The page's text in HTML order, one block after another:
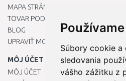
Súbory cookie a
sledovania
vášho zážitku z
MAPA STRÁNOK
TOVAR PODĽA ZNAČIEK
BLOG
UPRAVIŤ MOJE PREDVOĽBY COOKIES
MÔJ ÚČET
MÔJ ÚČET